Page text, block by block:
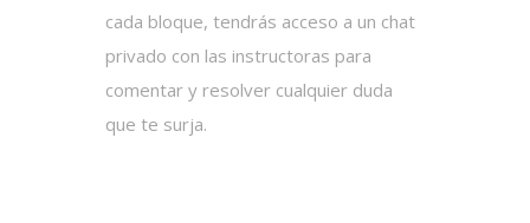
cada bloque, tendrás acceso a un chat
privado con las instructoras para
comentar y resolver cualquier duda
que te surja.